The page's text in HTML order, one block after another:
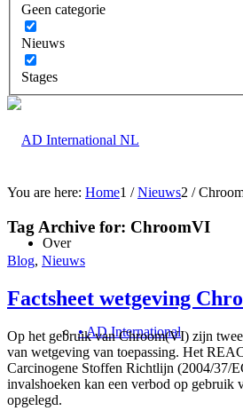
Geen categorie
Nieuws
Stages
Over
• AD International
You are here: Home1 / Nieuws2 /
Tag Archive for: ChroomVI
Blog, Nieuws
Factsheet wetgeving
Op het gebruik van Chroom(VI) zijn
van wetgeving van toepassing. Het
Carcinogene Stoffen Richtlijn (2004/37/
invalshoeken kan een verbod op gebruik
opgelegd.